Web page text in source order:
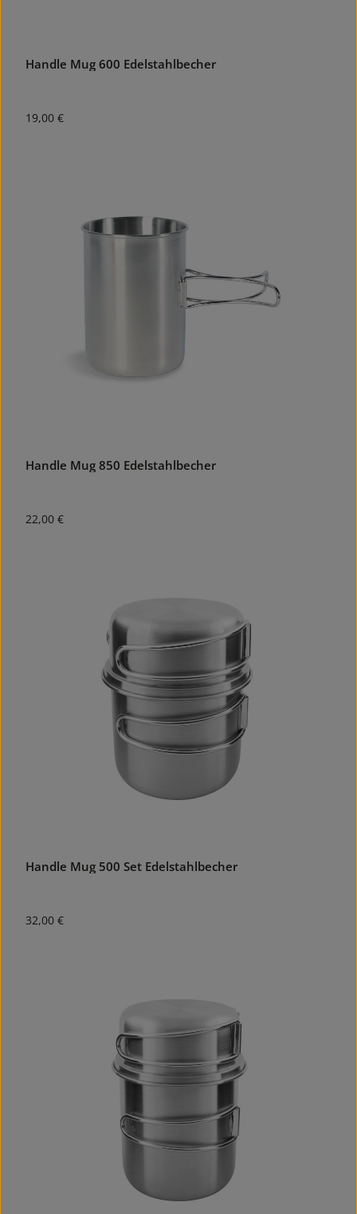
Handle Mug 600 Edelstahlbecher
Regulärer Preis:
19,00 €
Handle Mug 850 Edelstahlbecher
Regulärer Preis:
22,00 €
Handle Mug 500 Set Edelstahlbecher
Regulärer Preis:
32,00 €